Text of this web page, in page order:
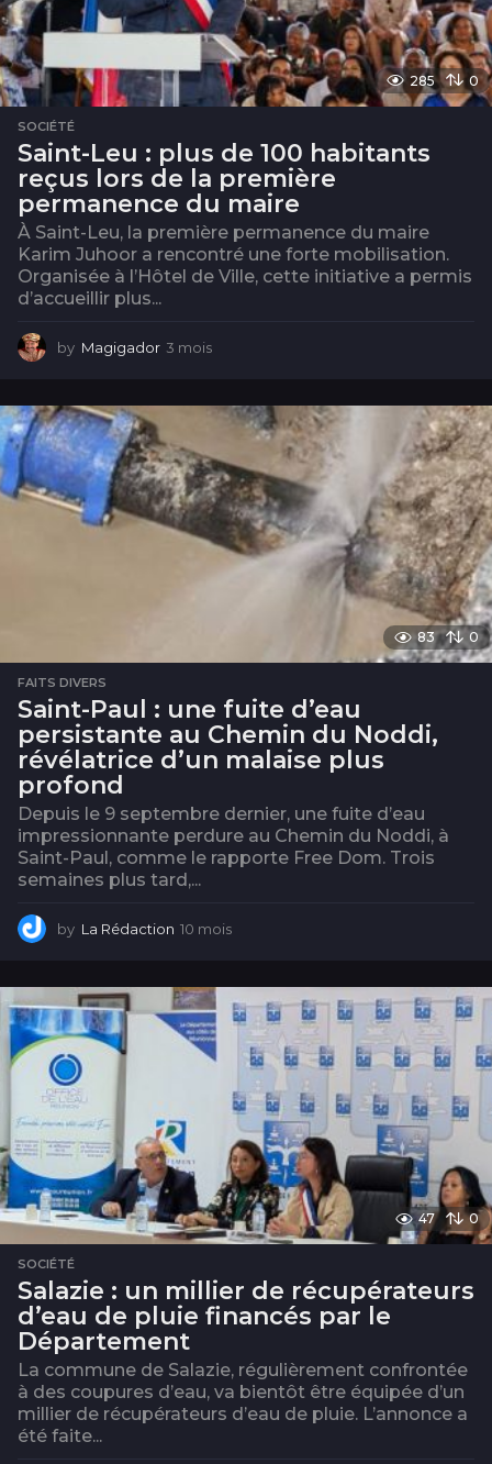
285 0
SOCIÉTÉ
Saint-Leu : plus de 100 habitants
reçus lors de la première
permanence du maire
À Saint-Leu, la première permanence du maire
Karim Juhoor a rencontré une forte mobilisation.
Organisée à l’Hôtel de Ville, cette initiative a permis
d’accueillir plus...
by Magigador 3 mois
i
83 0
FAITS DIVERS
Saint-Paul : une fuite d’eau
persistante au Chemin du Noddi,
révélatrice d’un malaise plus
profond
Depuis le 9 septembre dernier, une fuite d’eau
impressionnante perdure au Chemin du Noddi, à
Saint-Paul, comme le rapporte Free Dom. Trois
semaines plus tard,...
by La Rédaction 10 mois
o
i
47 0
SOCIÉTÉ
Salazie : un millier de récupérateurs
d’eau de pluie financés par le
Département
La commune de Salazie, régulièrement confrontée
à des coupures d’eau, va bientôt être équipée d’un
millier de récupérateurs d’eau de pluie. L’annonce a
été faite...